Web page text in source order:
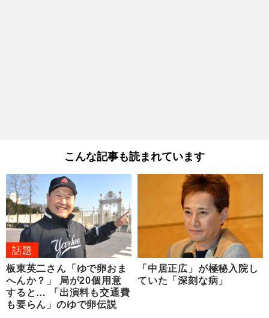
こんな記事も読まれています
話題
板東英二さん「ゆで卵おま
へんか？」 局が20個用意
すると… 「出演料も交通費
も要らん」のゆで卵伝説
「中居正広」が極秘入院し
ていた「深刻な病」